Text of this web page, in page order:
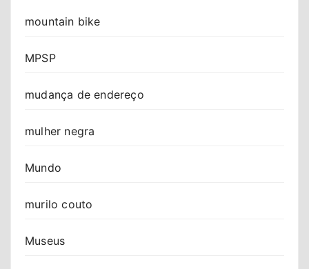
mountain bike
MPSP
mudança de endereço
mulher negra
Mundo
murilo couto
Museus